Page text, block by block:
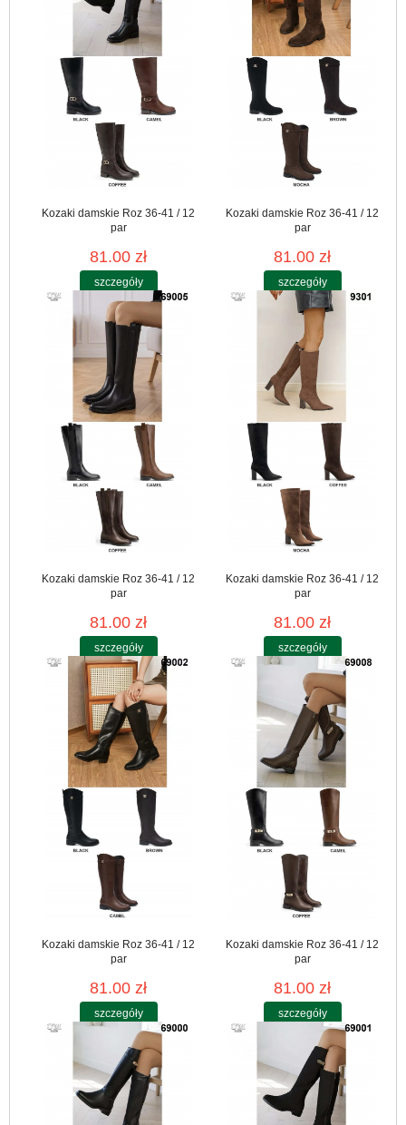
Kozaki damskie Roz 36-41 / 12
par
81.00 zł
szczegóły
Kozaki damskie Roz 36-41 / 12
par
81.00 zł
szczegóły
Kozaki damskie Roz 36-41 / 12
par
81.00 zł
szczegóły
Kozaki damskie Roz 36-41 / 12
par
81.00 zł
szczegóły
Kozaki damskie Roz 36-41 / 12
par
81.00 zł
szczegóły
Kozaki damskie Roz 36-41 / 12
par
81.00 zł
szczegóły